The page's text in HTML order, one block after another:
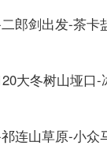
郎剑出发-茶卡
大冬树山垭口-
连山草原-小众